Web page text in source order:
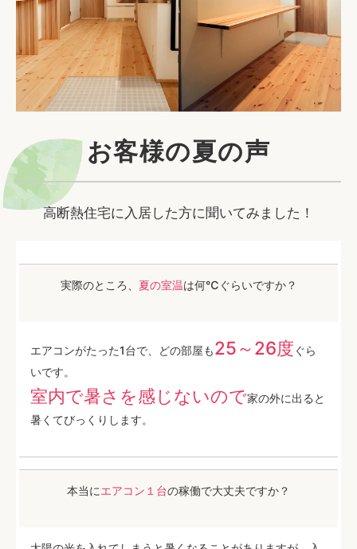
お客様の夏の声
高断熱住宅に入居した方に聞いてみました！
実際のところ、 夏の室温は何℃ぐらいですか？
エアコンがたった1台で、どの部屋も25～26度 ぐら
いです。
室内で暑さを感じないので家の外に出ると
暑くてびっくりします。
本当にエアコン１台の稼働で大丈夫ですか？